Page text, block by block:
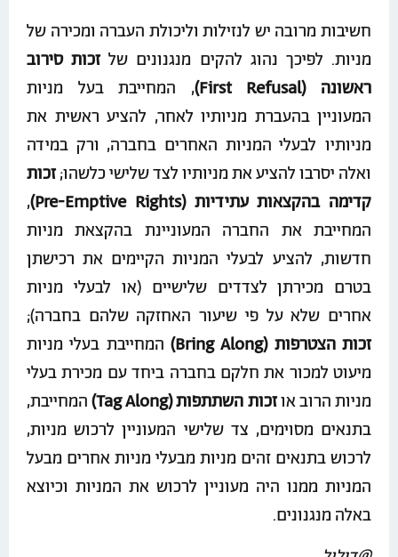
חשיבות מרובה יש לנזילות וליכולת העברה ומכירה של
מניות. לפיכך נהוג להקים מנגנונים שלזכות סירוב
ראשונה (First Refusal)
, המחייבת בעל מניות
המעוניין בהעברת מניותיו לאחר, להציע ראשית את
מניותיו לבעלי המניות האחרים בחברה, ורק במידה
ואלה יסרבו להציע את מניותיו לצד שלישי כלשהו;זכות
קדימה בהקצאות עתידיות (Pre-Emptive Rights)
,
המחייבת את החברה המעוניינת בהקצאת מניות
חדשות, להציע לבעלי המניות הקיימים את רכישתן
בטרם מכירתן לצדדים שלישיים (או לבעלי מניות
אחרים שלא על פי שיעור האחזקה שלהם בחברה);
זכות הצטרפות (Bring Along)
המחייבת בעלי מניות
מיעוט למכור את חלקם בחברה ביחד עם מכירת בעלי
מניות הרוב אוזכות השתתפות (Tag Along)
המחייבת,
בתנאים מסוימים, צד שלישי המעוניין לרכוש מניות,
לרכוש בתנאים זהים מניות מבעלי מניות אחרים מבעל
המניות ממנו היה מעוניין לרכוש את המניות וכיוצא
באלה מנגנונים.